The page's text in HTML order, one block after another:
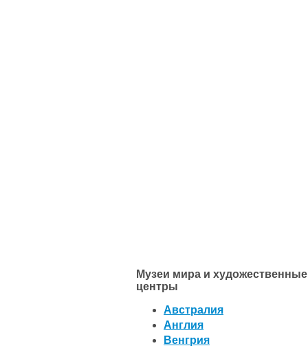
Музеи мира и художественные
центры
Австралия
Англия
Венгрия